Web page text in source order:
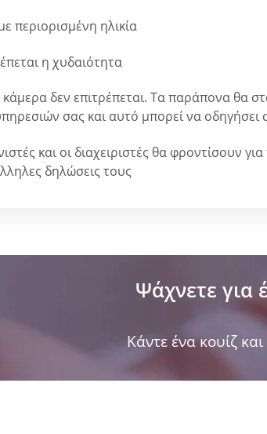
περιορισμένη ηλικία
η χυδαιότητα
δεν επιτρέπεται. Τα παράπονα θα
σας και αυτό μπορεί να οδηγήσει
και οι διαχειριστές θα φροντίσουν
δηλώσεις τους
Ψάχνετε για
Κάντε ένα κουίζ και